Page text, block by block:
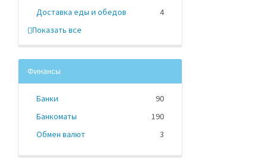
Доставка еды и обедов
4
Показать все
Финансы
Банки
90
Банкоматы
190
Обмен валют
3